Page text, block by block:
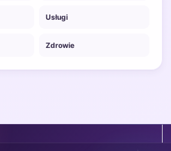
Usługi
Zdrowie